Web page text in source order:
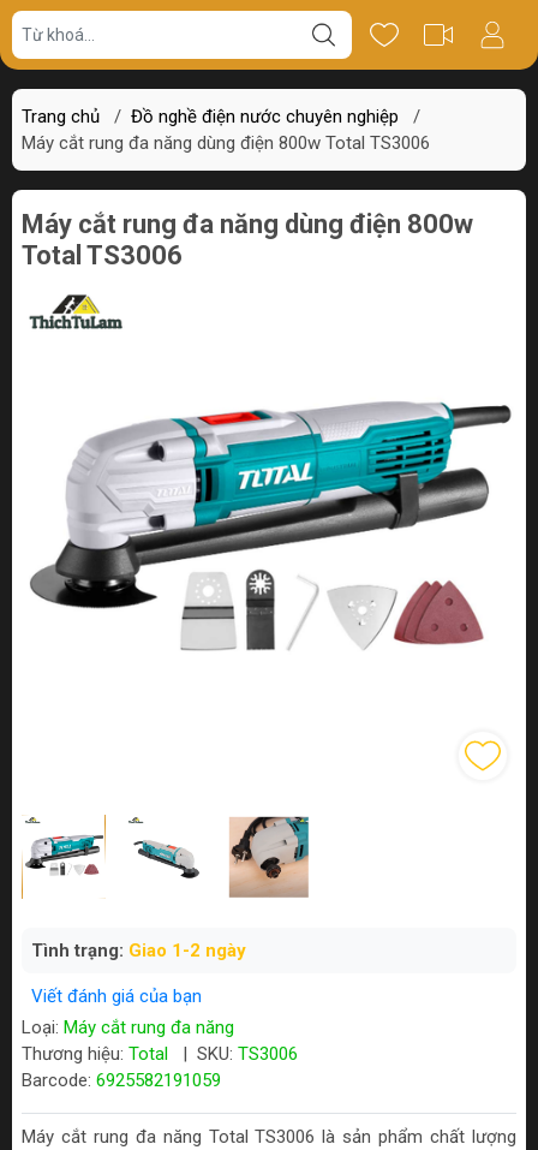
Trang chủ / Đồ nghề điện nước chuyên nghiệp
/
Máy cắt rung đa năng dùng điện 800w Total TS3006
Giá bán Thông số Review
Máy cắt rung đa năng dùng điện 800w
Total TS3006
Tình trạng: Giao 1-2 ngày
Viết đánh giá của bạn
Loại: Máy cắt rung đa năng
Thương hiệu: Total SKU: TS3006
Barcode: 6925582191059
Máy cắt rung đa năng Total TS3006 là sản phẩm chất lượng